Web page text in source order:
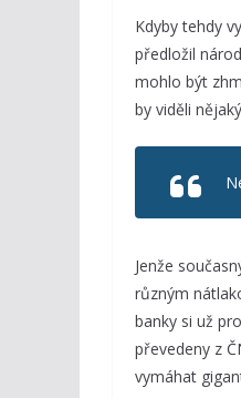
Kdyby tehdy
předložil
mohlo být
by viděli
Jenže
různým
banky si už
převedeny z
vymáhat